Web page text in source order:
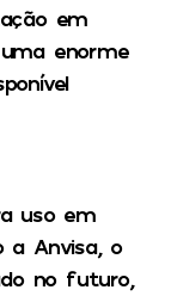
em
enorme
uso em
a Anvisa, o
no futuro,